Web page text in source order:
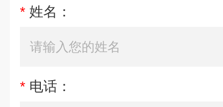
* 姓名：
* 电话：